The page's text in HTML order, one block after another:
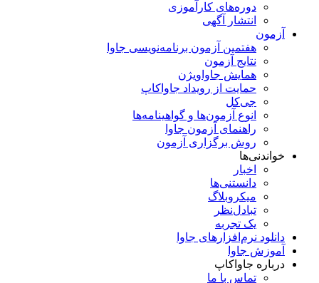
دوره‌های کارآموزی
انتشار آگهی
آزمون
هفتمین آزمون برنامه‌نویسی جاوا
نتایج آزمون
همایش جاواویژن
حمایت از رویداد جاواکاپ
جی‌کل
انوع آزمون‌ها و گواهینامه‌ها
راهنمای آزمون جاوا
روش برگزاری آزمون
خواندنی‌ها
اخبار
دانستنی‌ها
میکروبلاگ
تبادل‌نظر
یک تجربه
دانلود نرم‌افزارهای جاوا
آموزش جاوا
درباره جاواکاپ
تماس با ما